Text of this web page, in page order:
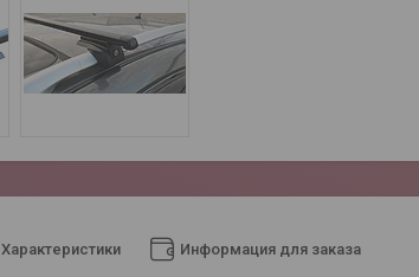
Характеристики Информация для заказа